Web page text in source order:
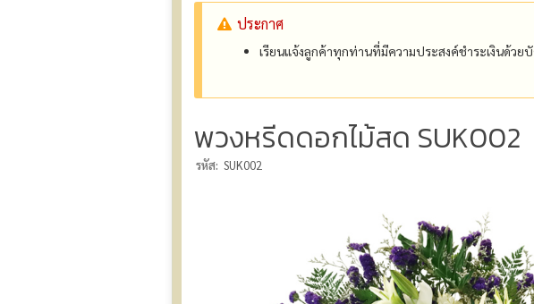
ประกาศ
เรียนแจ้งลูกค้าทุกท่านที่มีความประสงค์ชำระเงินด้ว
พวงหรีดดอกไม้สด SUK002
รหัส: SUK002